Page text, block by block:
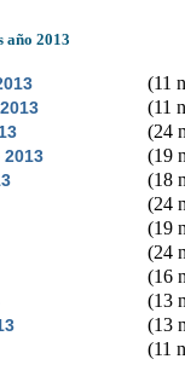
año 2013
(11
(11
(24
(19
(18
(24
(19
(24
(16
(13
(13
(11